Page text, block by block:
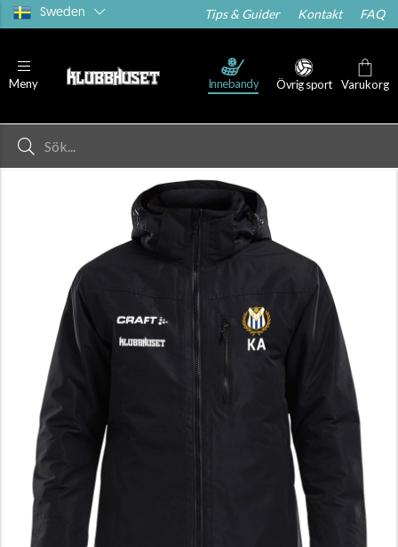
Sweden Tips & Guider Kontakt FAQ
Meny Innebandy Övrig sport Varukorg